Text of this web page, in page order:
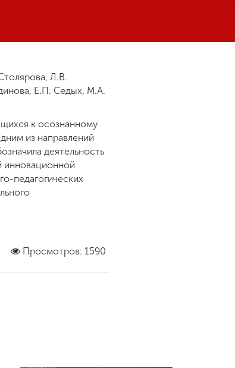
Л.В.
Е.П. Седых, М.А.
к осознанному
из направлений
деятельность
инновационной
педагогических
Просмотров: 1590